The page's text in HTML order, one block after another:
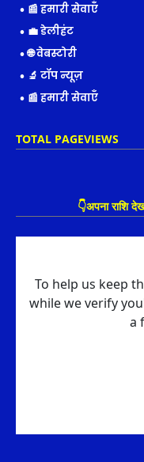
📰 हमारी सेवाएँ
💼 डेलीहंट
🌐 वेबस्टोरी
🔬 टॉप न्यूज़
📰 हमारी सेवाएँ
TOTAL PAGEVIEWS
👇अपना राशि